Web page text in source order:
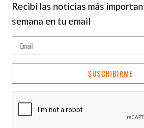
Recibí las noticias más
semana en tu email
SUSCRIBIRME